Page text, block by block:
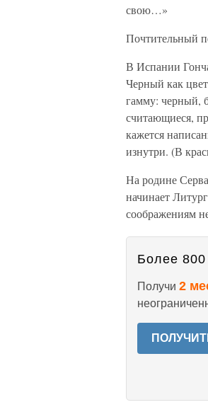
свою…»
Почтительный
В Испании
Черный как
гамму: черный,
считающиеся,
кажется
изнутри. (В
На родине
начинает
соображениям
Более 800
Получи 2